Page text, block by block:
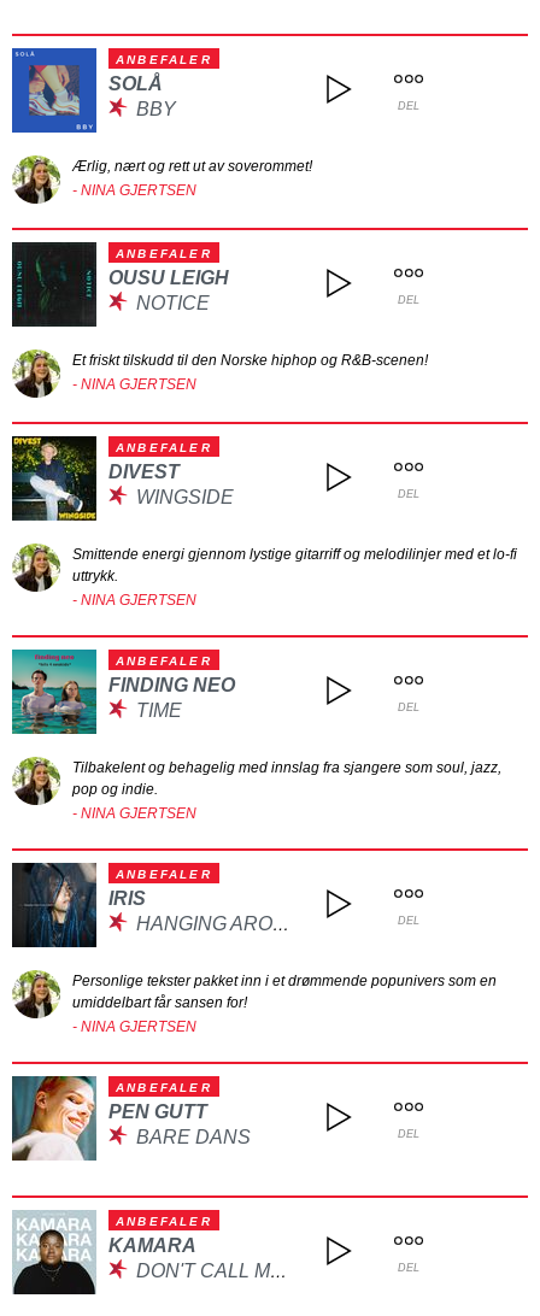
ANBEFALER
SOLÅ
BBY
DEL
Ærlig, nært og rett ut av soverommet!
- NINA GJERTSEN
ANBEFALER
OUSU LEIGH
NOTICE
DEL
Et friskt tilskudd til den Norske hiphop og R&B-scenen!
- NINA GJERTSEN
ANBEFALER
DIVEST
WINGSIDE
DEL
Smittende energi gjennom lystige gitarriff og melodilinjer med et lo-fi
uttrykk.
- NINA GJERTSEN
ANBEFALER
FINDING NEO
TIME
DEL
Tilbakelent og behagelig med innslag fra sjangere som soul, jazz,
pop og indie.
- NINA GJERTSEN
ANBEFALER
IRIS
HANGING AROUND YOU/CRACKERS
DEL
Personlige tekster pakket inn i et drømmende popunivers som en
umiddelbart får sansen for!
- NINA GJERTSEN
ANBEFALER
PEN GUTT
BARE DANS
DEL
ANBEFALER
KAMARA
DON'T CALL MY NAME
DEL